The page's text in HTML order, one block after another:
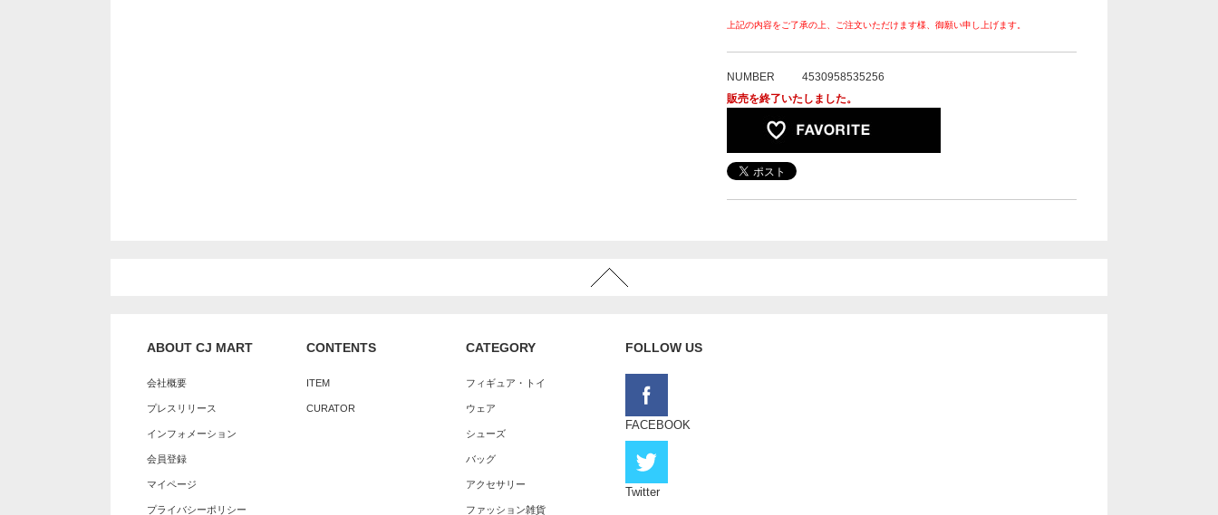
上記の内容をご了承の上、ご注文いただけます様、御願い申し上げます。
NUMBER
4530958535256
販売を終了いたしました。
ABOUT CJ MART
会社概要
プレスリリース
インフォメーション
会員登録
マイページ
プライバシーポリシー
CONTENTS
ITEM
CURATOR
CATEGORY
フィギュア・トイ
ウェア
シューズ
バッグ
アクセサリー
ファッション雑貨
FOLLOW US
FACEBOOK
Twitter